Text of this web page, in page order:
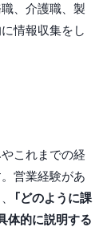
、介護職、製
情報収集をし
これまでの経
営業経験があ
「どのように課
体的に説明する